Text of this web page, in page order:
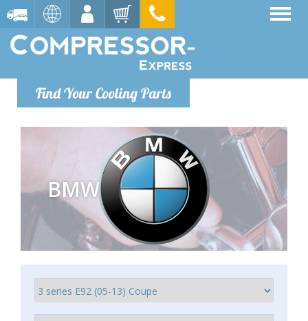
Find Your Cooling Parts
BMW